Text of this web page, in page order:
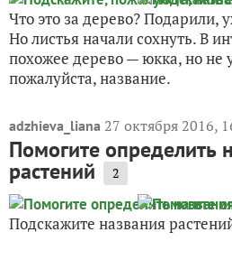
Что это за дерево? Подарили,
Но листья начали сохнуть. В
похожее дерево — юкка, но не
пожалуйста, название.
adzhieva_liana 27 октября 2016,
Помогите определить
растений 2
Подскажите названия